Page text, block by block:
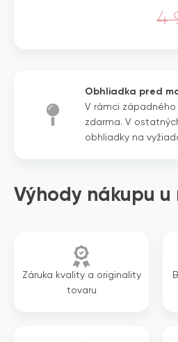
4
4
3
Obhliadka pred
V rámci západného
zdarma. V
obhliadky na
Výhody nákupu u
Záruka kvality a originality
tovaru